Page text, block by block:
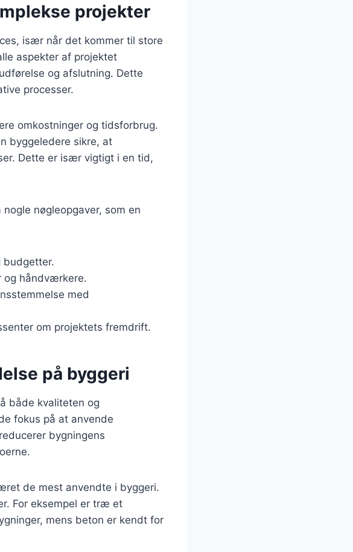
projekter
især når det kommer til store
aspekter af projektet
og afslutning. Dette
processer.
omkostninger og tidsforbrug.
byggeledere sikre, at
Dette er især vigtigt i en tid,
nøgleopgaver, som en
budgetter.
og håndværkere.
med
om projektets fremdrift.
på byggeri
både kvaliteten og
fokus på at anvende
bygningens
de mest anvendte i byggeri.
For eksempel er træ et
mens beton er kendt for